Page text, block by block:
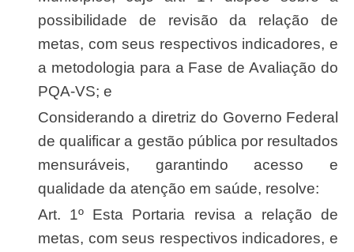
possibilidade de revisão da relação de
metas, com seus respectivos indicadores, e
a metodologia para a Fase de Avaliação do
PQA-VS; e
Considerando a diretriz do Governo Federal
de qualificar a gestão pública por resultados
mensuráveis, garantindo acesso e
qualidade da atenção em saúde, resolve:
Art. 1º Esta Portaria revisa a relação de
metas, com seus respectivos indicadores, e